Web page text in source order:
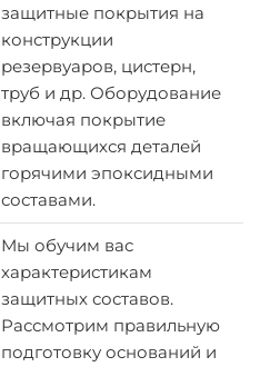
защитные покрытия на
конструкции
резервуаров, цистерн,
труб и др. Оборудование
включая покрытие
вращающихся деталей
горячими эпоксидными
составами.
Мы обучим вас
характеристикам
защитных составов.
Рассмотрим правильную
подготовку оснований и